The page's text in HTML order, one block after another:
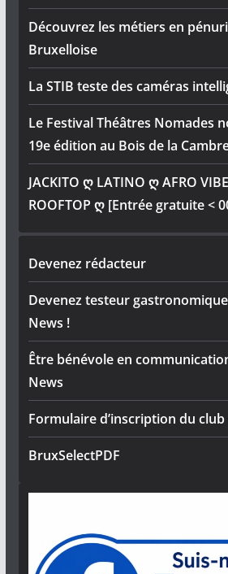
Découvrez les métiers en
Bruxelloise
La STIB teste des caméras
Le Festival Théâtres Nomades
19e édition au Bois de la
JACKITO ღ LATINO ღ AFRO
ROOFTOP ღ [Entrée gratuite <
Devenez rédacteur
Devenez testeur
News !
Être bénévole en
News
Formulaire d’inscription du
BruxSelectPDF